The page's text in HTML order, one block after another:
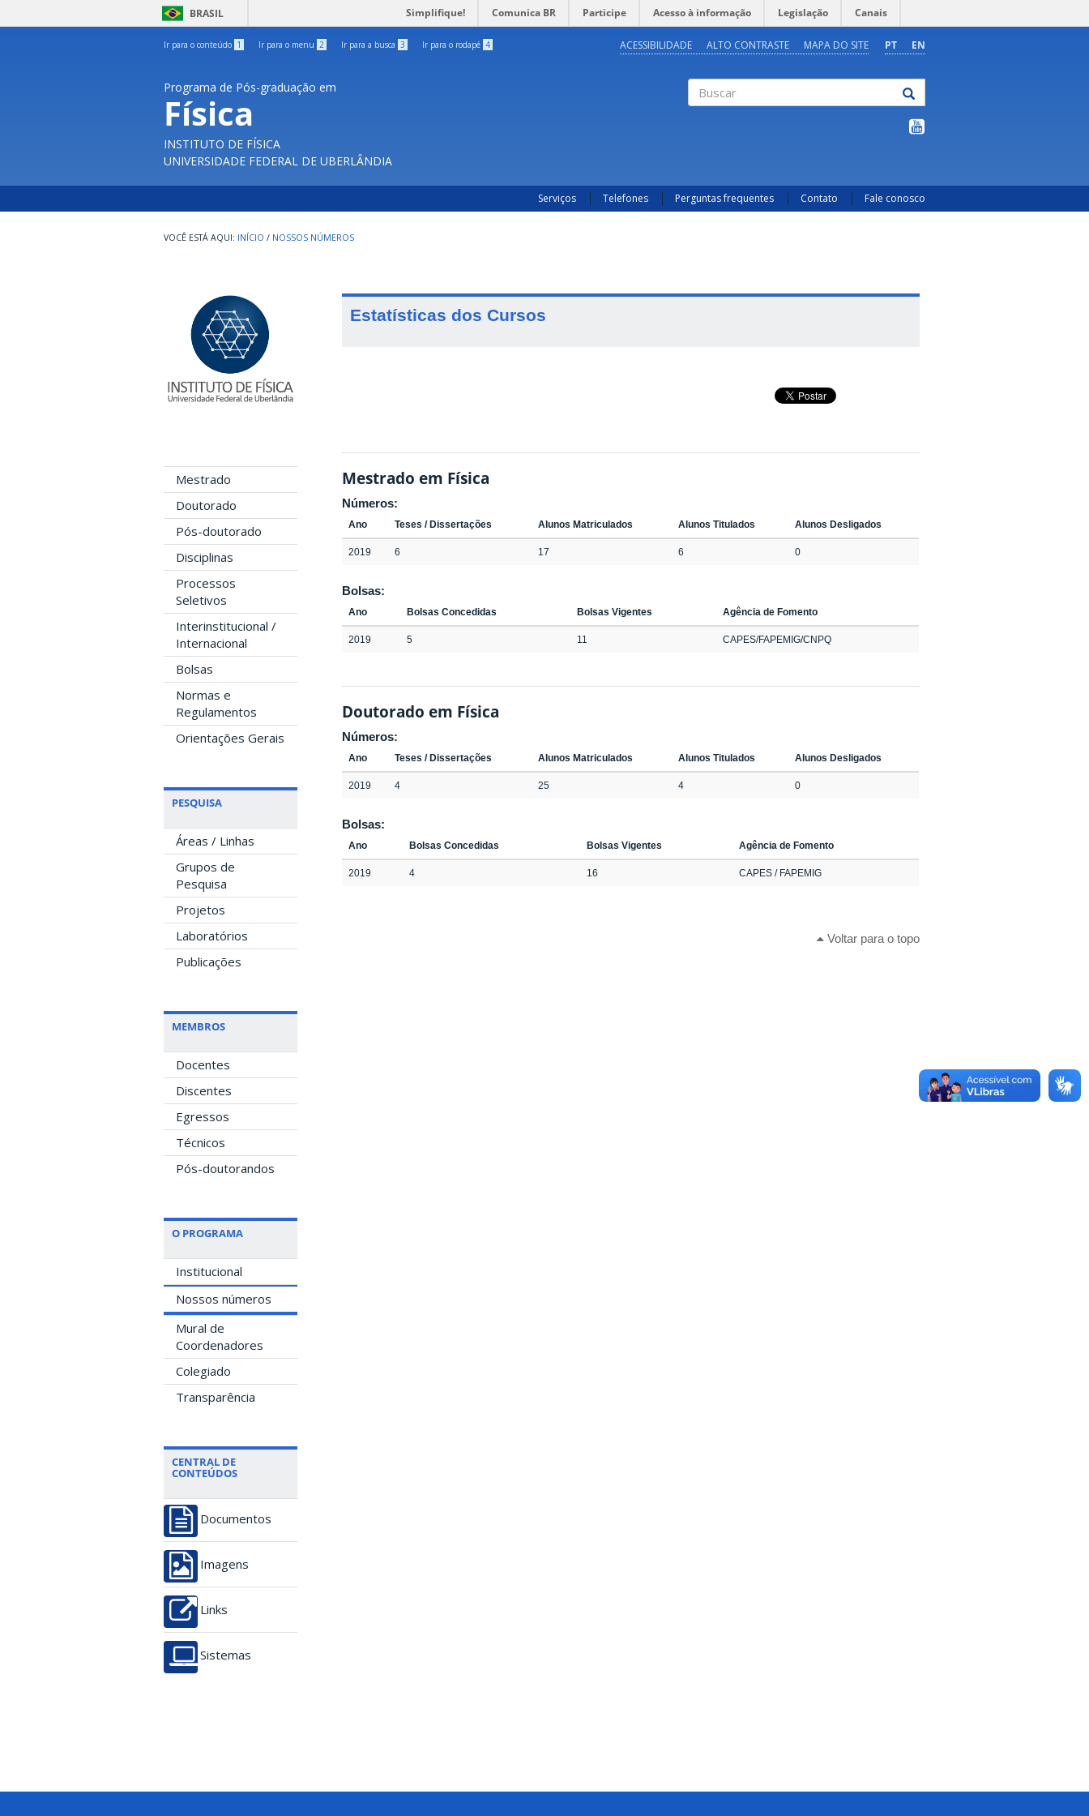
BRASIL Simplifique! Comunica BR Participe Acesso à informação Legislação Canais
Ir para o conteúdo 1 Ir para o menu 2 Ir para a busca 3 Ir para o rodapé 4 PT EN
ACESSIBILIDADE ALTO CONTRASTE MAPA DO SITE
Programa de Pós-graduação em
Física
INSTITUTO DE FÍSICA
UNIVERSIDADE FEDERAL DE UBERLÂNDIA
Serviços Telefones Perguntas frequentes Contato Fale conosco
INÍCIO / NOSSOS NÚMEROS
Mestrado
Doutorado
Pós-doutorado
Disciplinas
Processos
Seletivos
Interinstitucional /
Internacional
Bolsas
Normas e
Regulamentos
Orientações Gerais
PESQUISA
Áreas / Linhas
Grupos de
Pesquisa
Projetos
Laboratórios
Publicações
MEMBROS
Docentes
Discentes
Egressos
Técnicos
Pós-doutorandos
O PROGRAMA
Institucional
Nossos números
Mural de
Coordenadores
Colegiado
Transparência
CENTRAL DE
CONTEÚDOS
Documentos
Imagens
Links
Sistemas
Estatísticas dos Cursos
Mestrado em Física
Números:
Ano Teses / Dissertações Alunos Matriculados Alunos Titulados Alunos Desligados
2019 6 17 6 0
Bolsas:
Ano Bolsas Concedidas Bolsas Vigentes Agência de Fomento
2019 5 11 CAPES/FAPEMIG/CNPQ
Doutorado em Física
Números:
Ano Teses / Dissertações Alunos Matriculados Alunos Titulados Alunos Desligados
2019 4 25 4 0
Bolsas:
Ano Bolsas Concedidas Bolsas Vigentes Agência de Fomento
2019 4 16 CAPES / FAPEMIG
Voltar para o topo